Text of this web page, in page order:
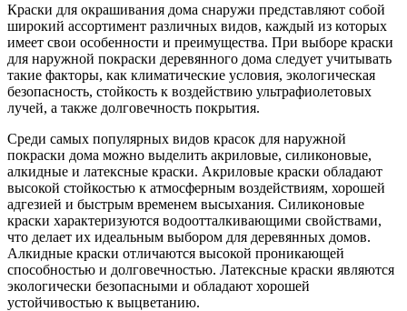
Краски для окрашивания дома снаружи представляют собой
широкий ассортимент различных видов, каждый из которых
имеет свои особенности и преимущества. При выборе краски
для наружной покраски деревянного дома следует учитывать
такие факторы, как климатические условия, экологическая
безопасность, стойкость к воздействию ультрафиолетовых
лучей, а также долговечность покрытия.
Среди самых популярных видов красок для наружной
покраски дома можно выделить акриловые, силиконовые,
алкидные и латексные краски. Акриловые краски обладают
высокой стойкостью к атмосферным воздействиям, хорошей
адгезией и быстрым временем высыхания. Силиконовые
краски характеризуются водоотталкивающими свойствами,
что делает их идеальным выбором для деревянных домов.
Алкидные краски отличаются высокой проникающей
способностью и долговечностью. Латексные краски являются
экологически безопасными и обладают хорошей
устойчивостью к выцветанию.